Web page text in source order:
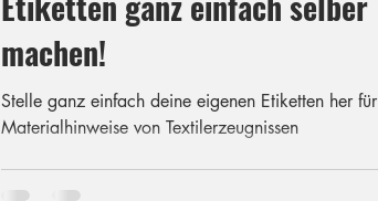
machen!
Stelle ganz einfach deine eigenen Etiketten her für
Materialhinweise von Textilerzeugnissen